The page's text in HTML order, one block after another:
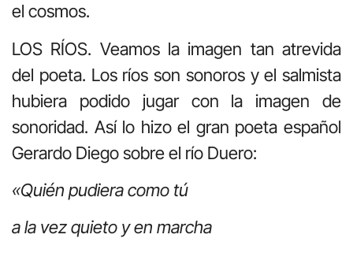
el cosmos.
LOS RÍOS. Veamos la imagen tan atrevida
del poeta. Los ríos son sonoros y el salmista
hubiera podido jugar con la imagen de
sonoridad. Así lo hizo el gran poeta español
Gerardo Diego sobre el río Duero:
«Quién pudiera como tú
a la vez quieto y en marcha